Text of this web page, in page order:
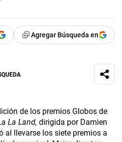
Agregar Búsqueda en
de los premios Globos de
La Land, dirigida por Damien
al llevarse los siete premios a